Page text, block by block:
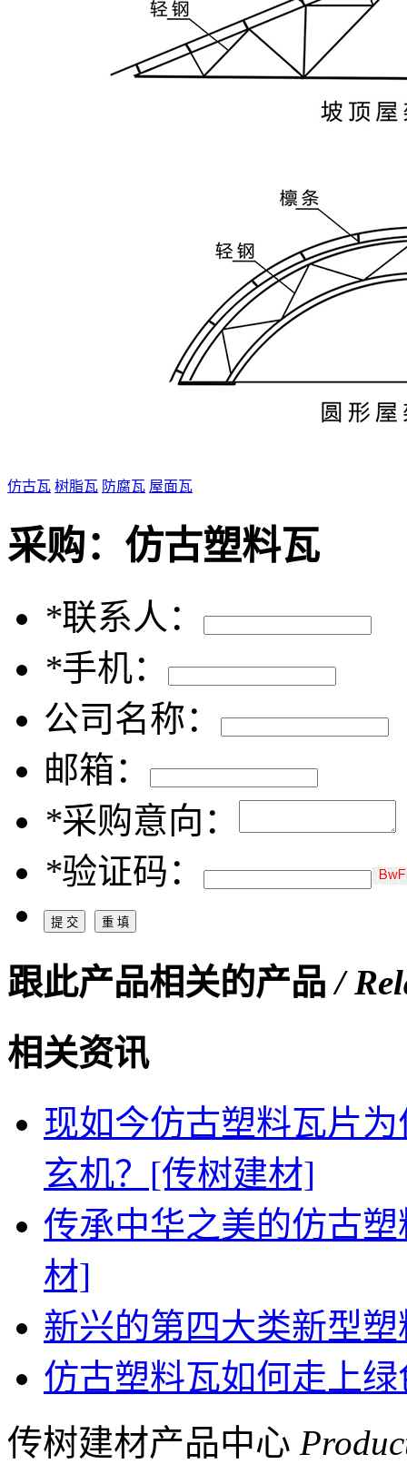
仿古瓦 树脂瓦 防腐瓦 屋面瓦
采购： 仿古塑料瓦
*联系人：
*手机：
公司名称：
邮箱：
*采购意向：
*验证码：
跟此产品相关的产品/
相关资讯
现如今仿古塑料瓦片
玄机？[传树建材]
传承中华之美的仿古
材]
新兴的第四大类新型
仿古塑料瓦如何走上
传树建材产品中心